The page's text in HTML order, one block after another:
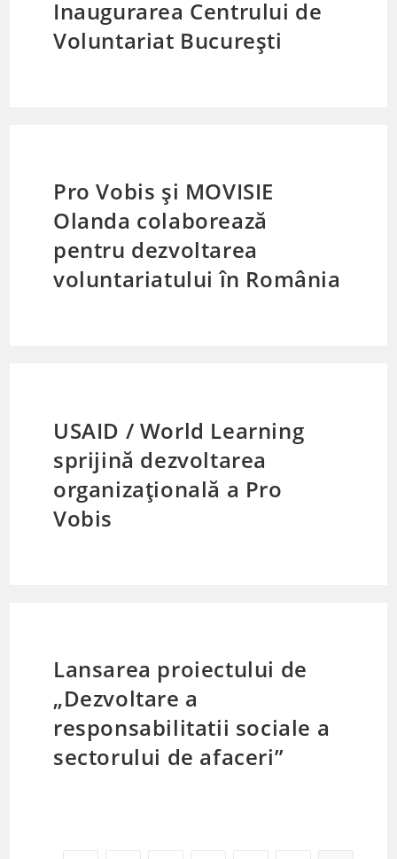
Inaugurarea Centrului de
Voluntariat București
Pro Vobis și MOVISIE
Olanda colaborează
pentru dezvoltarea
voluntariatului în România
USAID / World Learning
sprijină dezvoltarea
organizațională a Pro
Vobis
Lansarea proiectului de
„Dezvoltare a
responsabilitatii sociale a
sectorului de afaceri”